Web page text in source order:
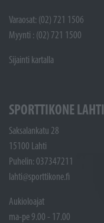
Varaosat: (02) 721 1506
Myynti : (02) 721 1500
Sijainti kartalla
SPORTTIKONE LAHTI
Saksalankatu 28
15100 Lahti
Puhelin: 037347211
lahti@sporttikone.fi
Aukioloajat
ma-pe 9.00 - 17.00